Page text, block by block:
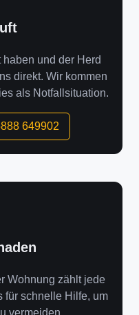
und der Herd
direkt. Wir kommen
als Notfallsituation.
649902
Wohnung zählt jede
für schnelle Hilfe, um
vermeiden.